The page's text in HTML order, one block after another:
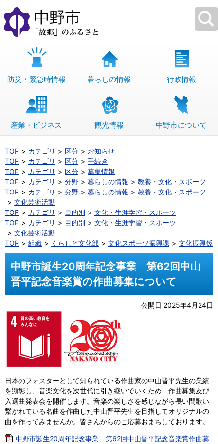
本
文
へ
移
防災・緊急時情報 暮らしの情報 行政情報
産業・ビジネス 観光情報 中野市について
TOP カテゴリ 区分
お知らせ
TOP
カテゴリ 区分
手続き
TOP
カテゴリ 区分
募集情報
TOP
カテゴリ 分野 暮らしの情報
教養・文化・スポーツ
TOP
カテゴリ 分野 暮らしの情報
教養・文化・スポーツ
文化芸術活動
TOP
カテゴリ 目的別
文化・生涯学習・スポーツ
TOP
カテゴリ 目的別
文化・生涯学習・スポーツ
文化芸術活動
TOP
組織 くらしと文化部 文化スポーツ振興課 文化振興係
中野市誕生20周年記念事業 第62回中山
晋平記念音楽賞の作曲募集について
公開日 2025年4月24日
日本のフォスターとして知られている作曲家の中山晋平先生の業績
を顕彰し、音楽文化を次世代に引き継いでいくため、作曲募集及び
入選曲発表会を開催します。音楽の楽しさを感じながら長い間歌い
繋がれている名曲を作曲した中山晋平先生を目指してオリジナルの
曲を作ってみませんか。皆さんからのご応募おまちしております。
中野市誕生20周年記念事業 第62回中山晋平記念音楽賞作曲募